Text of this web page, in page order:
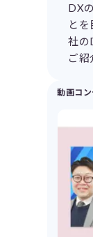
DX
と
社の
ご紹
動画コ